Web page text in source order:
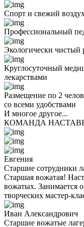
Спорт и свежий
Профессиональный
Экологически чистый
Круглосуточный
лекарствами
Размещение по 2
со всеми удобствами
И многое другое...
КОМАНДА
Евгения
Старшие сотрудники
Старшая вожатая!
вожатых. Занимается
творческих мастер-
Иван Александрович
Старшие вожатые